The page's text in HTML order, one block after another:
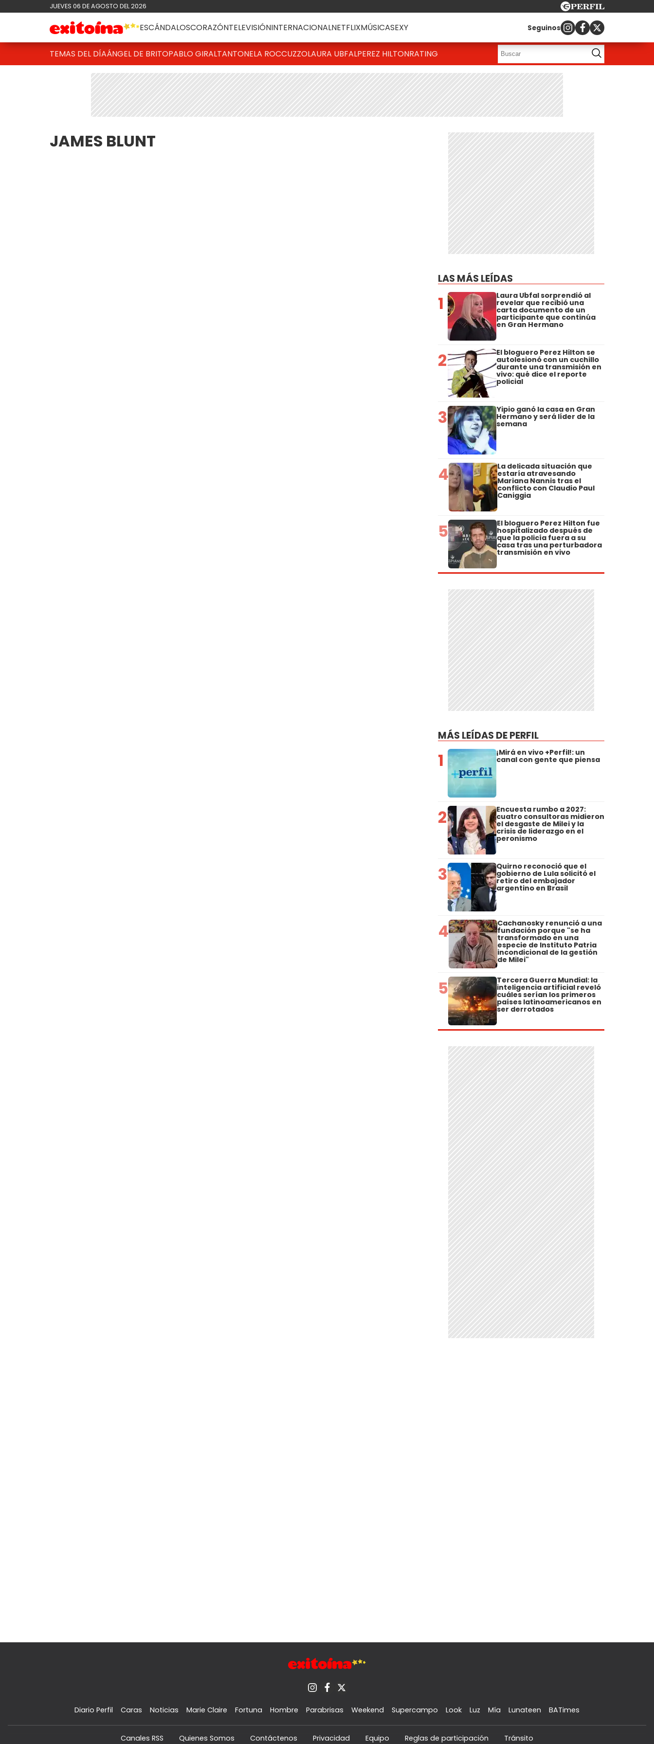
JUEVES 06 DE AGOSTO DEL 2026
ESCÁNDALOSCORAZÓNTELEVISIÓNINTERNACIONALNETFLIXMÚSICASEXY Seguinos
TEMAS DEL DÍAÁNGEL DE BRITOPABLO GIRALTANTONELA ROCCUZZOLAURA UBFALPEREZ HILTONRATING
JAMES BLUNT
LAS MÁS LEÍDAS
1 Laura Ubfal sorprendió al
revelar que recibió una
carta documento de un
participante que continúa
en Gran Hermano
2 El bloguero Perez Hilton se
autolesionó con un cuchillo
durante una transmisión en
vivo: qué dice el reporte
policial
3 Yipio ganó la casa en Gran
Hermano y será líder de la
semana
4 La delicada situación que
estaría atravesando
Mariana Nannis tras el
conflicto con Claudio Paul
Caniggia
5 El bloguero Perez Hilton fue
hospitalizado después de
que la policía fuera a su
casa tras una perturbadora
transmisión en vivo
MÁS LEÍDAS DE PERFIL
1 ¡Mirá en vivo +Perfil!: un
canal con gente que piensa
2 Encuesta rumbo a 2027:
cuatro consultoras midieron
el desgaste de Milei y la
crisis de liderazgo en el
peronismo
3 Quirno reconoció que el
gobierno de Lula solicitó el
retiro del embajador
argentino en Brasil
4 Cachanosky renunció a una
fundación porque "se ha
transformado en una
especie de Instituto Patria
incondicional de la gestión
de Milei"
5 Tercera Guerra Mundial: la
inteligencia artificial reveló
cuáles serían los primeros
países latinoamericanos en
ser derrotados
Diario Perfil Caras Noticias Marie Claire Fortuna Hombre Parabrisas Weekend Supercampo Look Luz Mía Lunateen BATimes
Canales RSS Quienes Somos Contáctenos Privacidad Equipo Reglas de participación Tránsito